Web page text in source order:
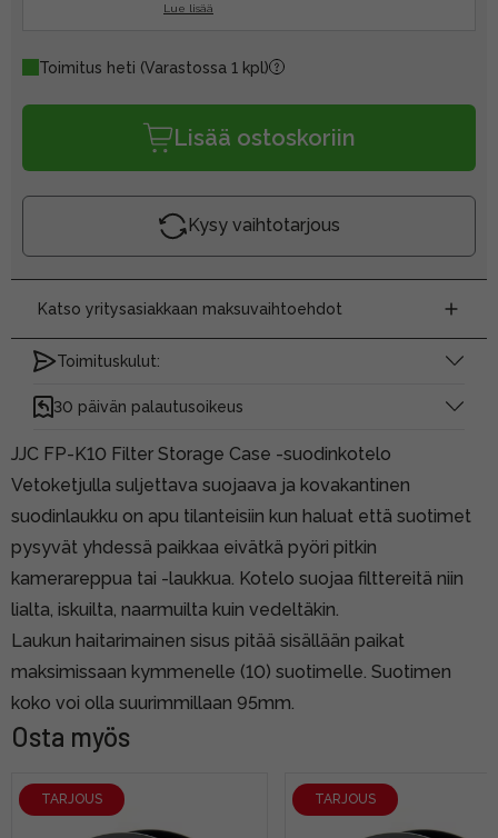
Lue lisää
Toimitus heti (Varastossa 1 kpl)
Lisää ostoskoriin
Kysy vaihtotarjous
Katso yritysasiakkaan maksuvaihtoehdot
Toimituskulut:
30 päivän palautusoikeus
JJC FP-K10 Filter Storage Case -suodinkotelo
Vetoketjulla suljettava suojaava ja kovakantinen
suodinlaukku on apu tilanteisiin kun haluat että suotimet
pysyvät yhdessä paikkaa eivätkä pyöri pitkin
kamerareppua tai -laukkua. Kotelo suojaa filttereitä niin
lialta, iskuilta, naarmuilta kuin vedeltäkin.
Laukun haitarimainen sisus pitää sisällään paikat
maksimissaan kymmenelle (10) suotimelle. Suotimen
koko voi olla suurimmillaan 95mm.
Osta myös
TARJOUS TARJOUS